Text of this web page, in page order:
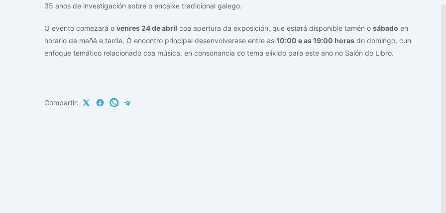
35 anos de investigación sobre o encaixe tradicional galego.
O evento comezará o venres 24 de abril coa apertura da exposición, que estará dispoñible tamén o sábado en
horario de mañá e tarde. O encontro principal desenvolverase entre as 10:00 e as 19:00 horas do domingo, cun
enfoque temático relacionado coa música, en consonancia co tema elixido para este ano no Salón do Libro.
Compartir: